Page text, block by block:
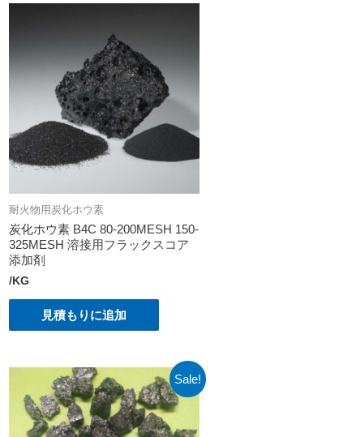
耐火物用炭化ホウ素
炭化ホウ素 B4C 80-200MESH 150-
325MESH 溶接用フラックスコア
添加剤
/KG
見積もりに追加
Sale!